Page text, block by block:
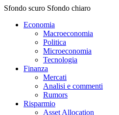
Sfondo scuro Sfondo chiaro
Economia
Macroeconomia
Politica
Microeconomia
Tecnologia
Finanza
Mercati
Analisi e commenti
Rumors
Risparmio
Asset Allocation